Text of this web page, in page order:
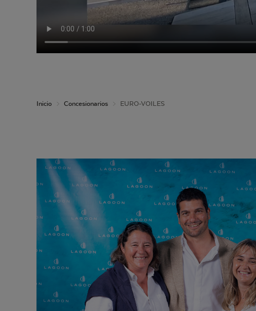
Inicio Concesionarios EURO-VOILES